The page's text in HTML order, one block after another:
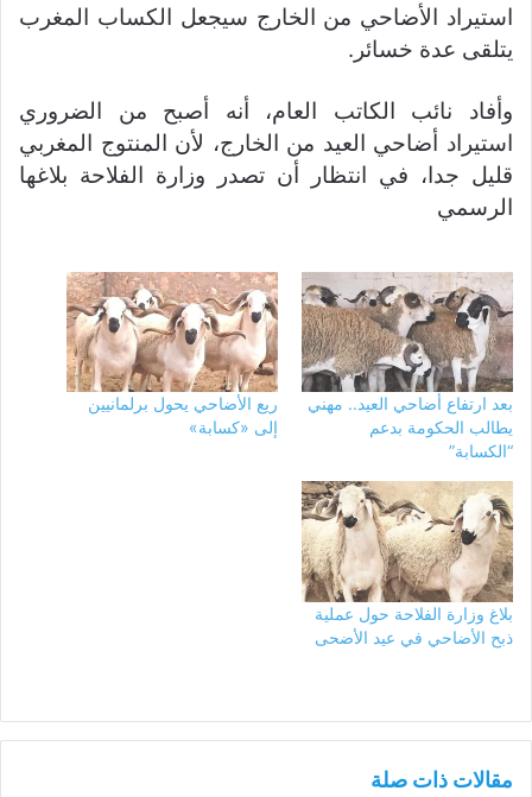
استيراد الأضاحي من الخارج سيجعل الكساب المغرب
يتلقى عدة خسائر.
وأفاد نائب الكاتب العام، أنه أصبح من الضروري
استيراد أضاحي العيد من الخارج، لأن المنتوج المغربي
قليل جدا، في انتظار أن تصدر وزارة الفلاحة بلاغها
الرسمي
بعد ارتفاع أضاحي العيد.. مهني
يطالب الحكومة بدعم
“الكسابة”
ريع الأضاحي يحول برلمانيين
إلى «كسابة»
بلاغ وزارة الفلاحة حول عملية
ذبح الأضاحي في عيد الأضحى
مقالات ذات صلة